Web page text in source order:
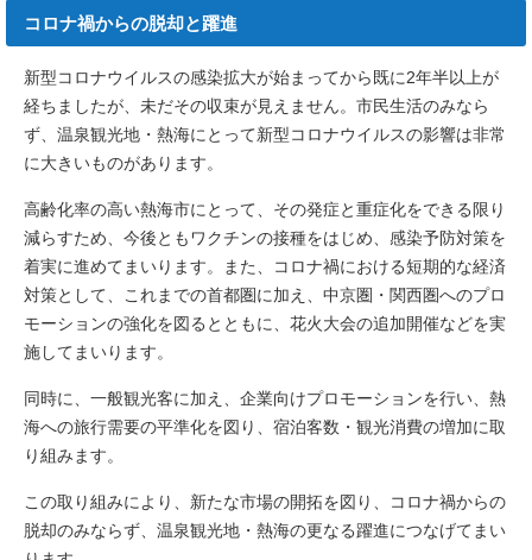
コロナ禍からの脱却と躍進
新型コロナウイルスの感染拡大が始まってから既に2年半以上が
経ちましたが、未だその収束が見えません。市民生活のみなら
ず、温泉観光地・熱海にとって新型コロナウイルスの影響は非常
に大きいものがあります。
高齢化率の高い熱海市にとって、その発症と重症化をできる限り
減らすため、今後ともワクチンの接種をはじめ、感染予防対策を
着実に進めてまいります。また、コロナ禍における短期的な経済
対策として、これまでの首都圏に加え、中京圏・関西圏へのプロ
モーションの強化を図るとともに、花火大会の追加開催などを実
施してまいります。
同時に、一般観光客に加え、企業向けプロモーションを行い、熱
海への旅行需要の平準化を図り、宿泊客数・観光消費の増加に取
り組みます。
この取り組みにより、新たな市場の開拓を図り、コロナ禍からの
脱却のみならず、温泉観光地・熱海の更なる躍進につなげてまい